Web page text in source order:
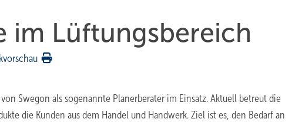
im Lüftungsbereich
Swegon als sogenannte Planerberater im Einsatz. Aktuell betreut die
die Kunden aus dem Handel und Handwerk. Ziel ist es, den Bedarf an